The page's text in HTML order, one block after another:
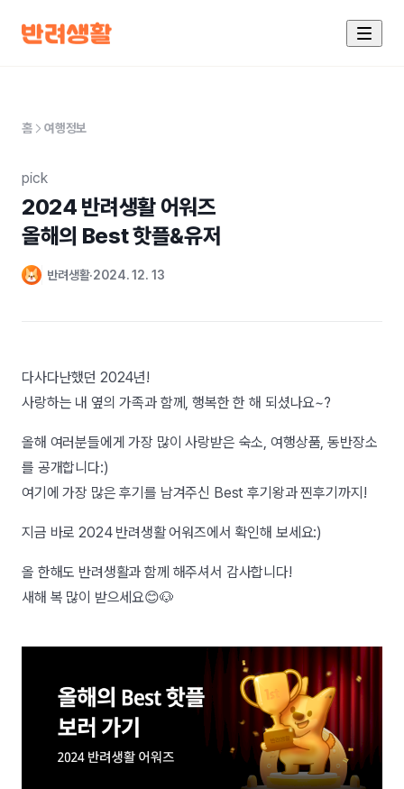
홈 여행정보
pick
2024 반려생활 어워즈
올해의 Best 핫플&유저
반려생활 2024. 12. 13
다사다난했던 2024년!
사랑하는 내 옆의 가족과 함께, 행복한 한 해 되셨나요~?
올해 여러분들에게 가장 많이 사랑받은 숙소, 여행상품, 동반장소
를 공개합니다:)
여기에 가장 많은 후기를 남겨주신 Best 후기왕과 찐후기까지!
지금 바로 2024 반려생활 어워즈에서 확인해 보세요:)
올 한해도 반려생활과 함께 해주셔서 감사합니다!
새해 복 많이 받으세요😊🐶